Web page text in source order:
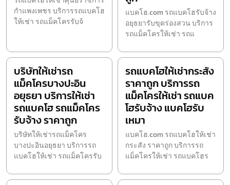
กำแพงเพชร บริการรถแบคโฮ
ให้เช่า รถแม็คโครรับจ้
แบคโฮ.com รถแบคโฮรับจ้าง
อยุธยารับขุดร่องสวน บริการ
รถแม็คโครให้เช่า รถแ
บริษัทให้เช่ารถ
แม็คโครบางปะอิน
อยุธยา บริการให้เช่า
รถแบคโฮ รถแม็คโคร
รับจ้าง ราคาถูก
บริษัทให้เช่ารถแม็คโคร
บางปะอินอยุธยา บริการรถ
แบคโฮให้เช่า รถแม็คโครรับ
รถแบคโฮให้เช่ากระสัง
ราคาถูก บริการรถ
แม็คโครให้เช่า รถแบค
โฮรับจ้าง แบคโฮรับ
เหมา
แบคโฮ.com รถแบคโฮให้เช่า
กระสัง ราคาถูก บริการรถ
แม็คโครให้เช่า รถแบคโฮร